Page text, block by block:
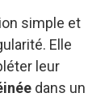
simple et
Elle
leur
dans un